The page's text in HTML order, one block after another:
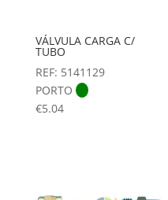
VÁLVULA CARGA C/
TUBO
REF: 5141129
PORTO
€5.04